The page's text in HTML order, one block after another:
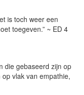
is toch weer een
toegeven.” ~ ED 4
die gebaseerd zijn op
vlak van empathie,